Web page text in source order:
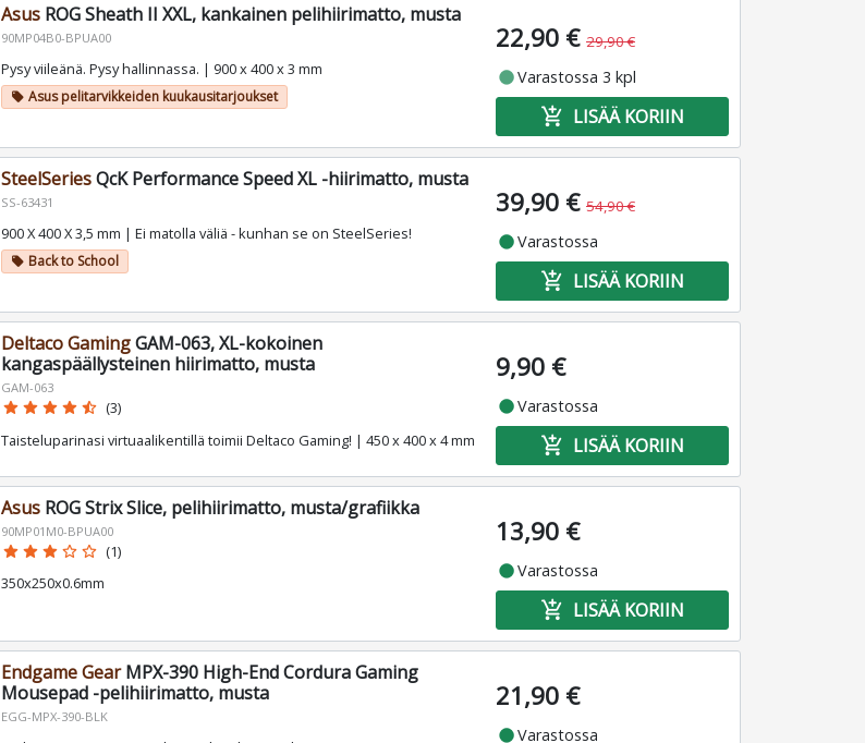
AsusROG Sheath II XXL, kankainen pelihiirimatto, musta
90MP04B0-BPUA00
Pysy viileänä. Pysy hallinnassa. | 900 x 400 x 3 mm
local_offer Asus pelitarvikkeiden kuukausitarjoukset
22,90 € 29,90 €
fiber_manual_recordVarastossa 3 kpl
add_shopping_cart LISÄÄ KORIIN
SteelSeriesQcK Performance Speed XL -hiirimatto, musta
SS-63431
900 X 400 X 3,5 mm | Ei matolla väliä - kunhan se on SteelSeries!
local_offer Back to School
39,90 € 54,90 €
fiber_manual_recordVarastossa
add_shopping_cart LISÄÄ KORIIN
Deltaco GamingGAM-063, XL-kokoinen
kangaspäällysteinen hiirimatto, musta
GAM-063
star star star star star_half (3)
Taisteluparinasi virtuaalikentillä toimii Deltaco Gaming! | 450 x 400 x 4 mm
9,90 €
fiber_manual_recordVarastossa
add_shopping_cart LISÄÄ KORIIN
AsusROG Strix Slice, pelihiirimatto, musta/grafiikka
90MP01M0-BPUA00
star star star star_border star_border (1)
350x250x0.6mm
13,90 €
fiber_manual_recordVarastossa
add_shopping_cart LISÄÄ KORIIN
Endgame GearMPX-390 High-End Cordura Gaming
Mousepad -pelihiirimatto, musta
EGG-MPX-390-BLK
21,90 €
fiber_manual_recordVarastossa